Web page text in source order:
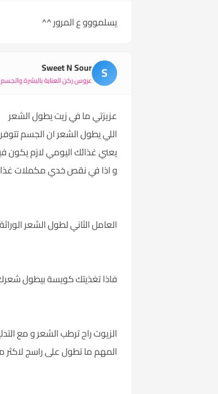
يسلمووو ع المرور ^^
S
Sweet N Sour
عروس ركن العناية بالبشرة والجسم
عزيزتي ما في زيت يطول الشعر
اللي يطول الشعر ان الجسم
يعني غذائك اليومي لازم يكون
و اذا في نقص خدي مكملات
العامل الثاني لطول الشعر الوراثة
فاذا تغذيتك كويسة بيطول شعرك 1 سم بالشهر او بالستة
الزيوت راح ترطب الشعر و مع
المهم ما تطول على راسج لاكثر